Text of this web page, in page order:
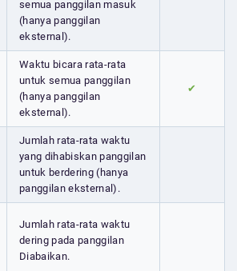
semua panggilan masuk
(hanya panggilan
eksternal).
Waktu bicara rata-rata
untuk semua panggilan
(hanya panggilan
eksternal).
✔
Jumlah rata-rata waktu
yang dihabiskan panggilan
untuk berdering (hanya
panggilan eksternal).
Jumlah rata-rata waktu
dering pada panggilan
Diabaikan.